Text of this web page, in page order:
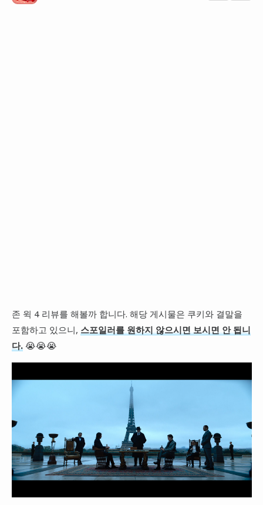
존 윅 4 리뷰를 해볼까 합니다. 해당 게시물은 쿠키와 결말을
포함하고 있으니, 스포일러를 원하지 않으시면 보시면 안 됩니
다.😭😭😭